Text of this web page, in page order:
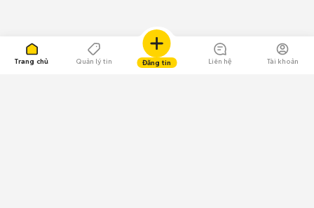
Trang chủ Quản lý tin Đăng tin Liên hệ Tài khoản